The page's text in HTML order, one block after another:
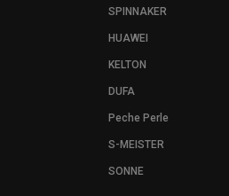
SPINNAKER
HUAWEI
KELTON
DUFA
Peche Perle
S-MEISTER
SONNE